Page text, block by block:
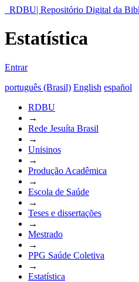
RDBU| Repositório Digital da
Estatística
Entrar
português (Brasil) English español
RDBU
→
Rede Jesuíta Brasil
→
Unisinos
→
Produção Acadêmica
→
Escola de Saúde
→
Teses e dissertações
→
Mestrado
→
PPG Saúde Coletiva
→
Estatística